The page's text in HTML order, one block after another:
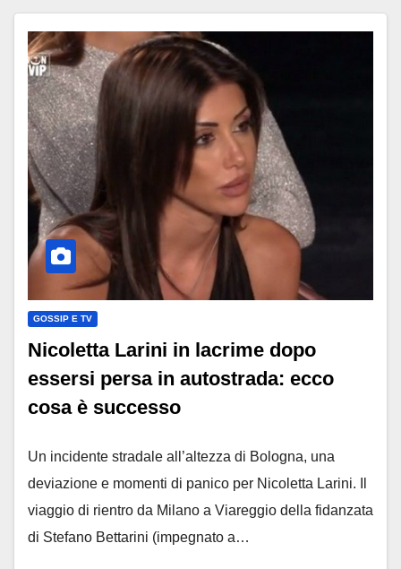
GOSSIP E TV
Nicoletta Larini in lacrime dopo
essersi persa in autostrada: ecco
cosa è successo
Un incidente stradale all’altezza di Bologna, una
deviazione e momenti di panico per Nicoletta Larini. Il
viaggio di rientro da Milano a Viareggio della fidanzata
di Stefano Bettarini (impegnato a…